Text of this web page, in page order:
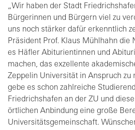
„Wir haben der Stadt
Bürgerinnen und Bürgern viel zu
uns noch stärker dafür erkenntlich
Präsident Prof. Klaus Mühlhahn die
es Häfler Abiturientinnen und
machen, das exzellente
Zeppelin Universität in Anspruch zu
gebe es schon zahlreiche
Friedrichshafen an der ZU und
örtlichen Anbindung eine große
Universitätsgemeinschaft.